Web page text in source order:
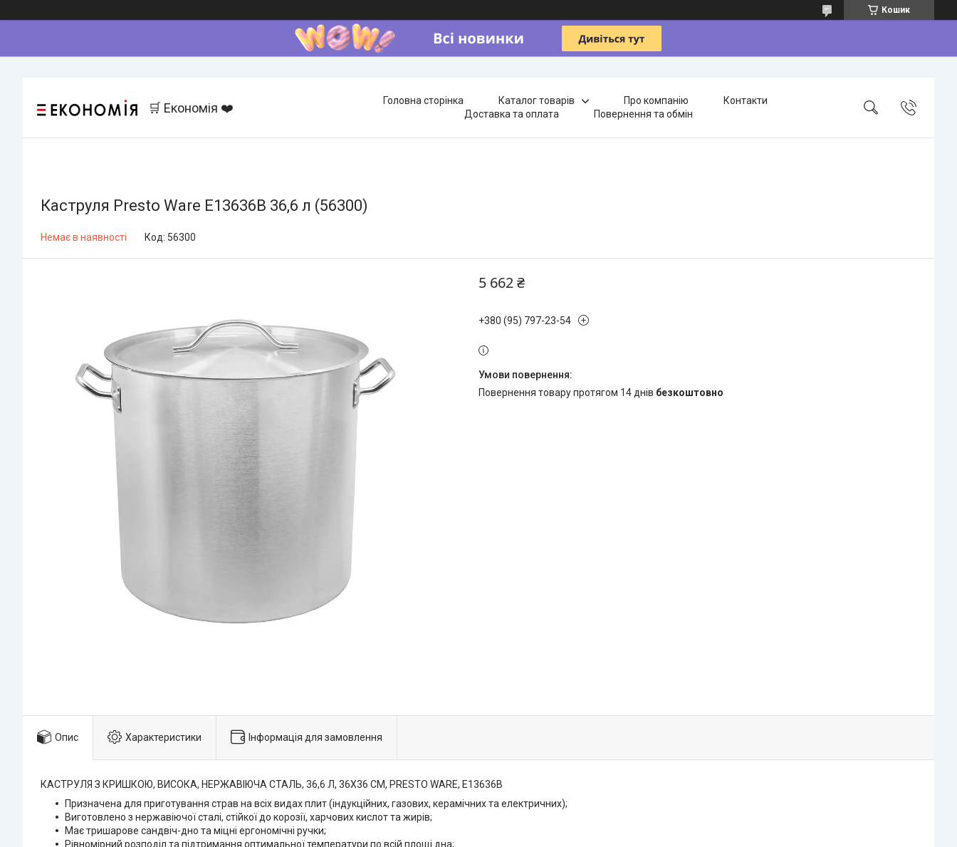
Кошик
🛒 Економія ❤️ Головна сторінка Каталог товарів Про компанію
Контакти
Доставка та оплата
Повернення та обмін
Каструля Presto Ware E13636B 36,6 л (56300)
Немає в наявності Код: 56300
5 662 ₴
+380 (95) 797-23-54
повернення товару протягом 14 днів безкоштовно
Опис Характеристики Інформація для замовлення
КАСТРУЛЯ З КРИШКОЮ, ВИСОКА, НЕРЖАВІЮЧА СТАЛЬ, 36,6 Л, 36X36 СМ, PRESTO WARE, E13636B
Призначена для приготування страв на всіх видах плит (індукційних, газових, керамічних та електричних);
Виготовлено з нержавіючої сталі, стійкої до корозії, харчових кислот та жирів;
Має тришарове сандвіч-дно та міцні ергономічні ручки;
Рівномірний розподіл та підтримання оптимальної температури по всій площі дна;